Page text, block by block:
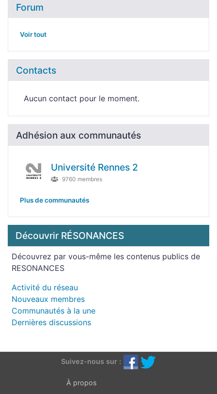
Forum
Voir tout
Contacts
Aucun contact pour le moment.
Adhésion aux communautés
Université Rennes 2
9760 membres
Plus de communautés
Découvrir RÉSONANCES
Découvrez par vous-même les contenus publics de
RESONANCES
Activité du réseau
Nouveaux membres
Communautés à la une
Dernières discussions
Suivez-nous sur :
À propos